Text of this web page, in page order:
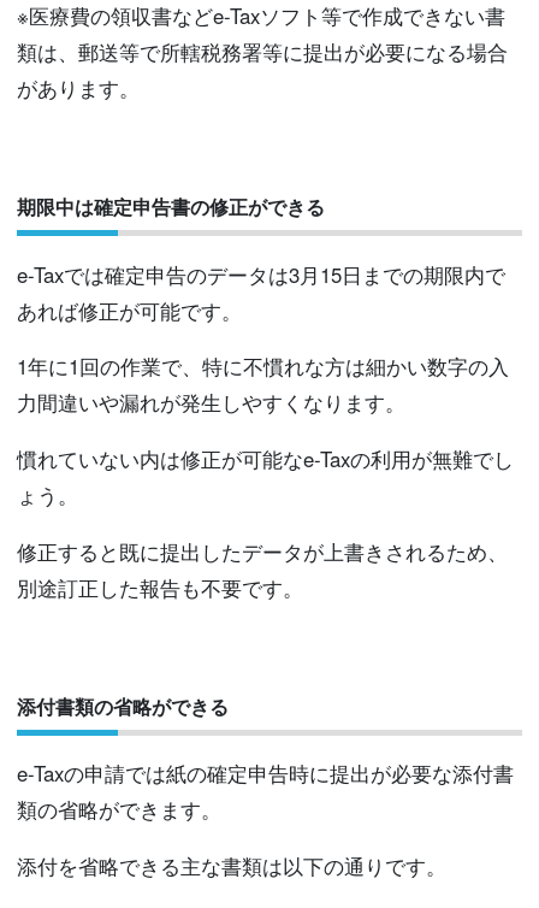
※医療費の領収書などe-Taxソフト等で作成できない書
類は、郵送等で所轄税務署等に提出が必要になる場合
があります。
期限中は確定申告書の修正ができる
e-Taxでは確定申告のデータは3月15日までの期限内で
あれば修正が可能です。
1年に1回の作業で、特に不慣れな方は細かい数字の入
力間違いや漏れが発生しやすくなります。
慣れていない内は修正が可能なe-Taxの利用が無難でし
ょう。
修正すると既に提出したデータが上書きされるため、
別途訂正した報告も不要です。
添付書類の省略ができる
e-Taxの申請では紙の確定申告時に提出が必要な添付書
類の省略ができます。
添付を省略できる主な書類は以下の通りです。